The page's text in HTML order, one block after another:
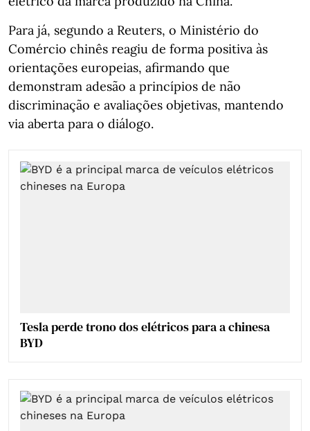
Para já, segundo a Reuters, o Ministério do
Comércio chinês reagiu de forma positiva às
orientações europeias, afirmando que
demonstram adesão a princípios de não
discriminação e avaliações objetivas, mantendo
via aberta para o diálogo.
Tesla perde trono dos elétricos para a chinesa
BYD